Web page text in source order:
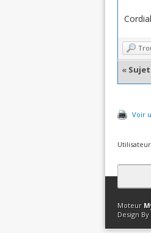
«
Voir
Moteur
Design By